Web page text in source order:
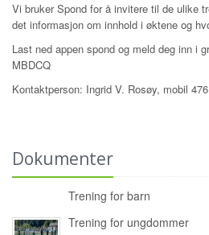
Vi bruker Spond for å invitere til de ulike
det informasjon om innhold i øktene og
Last ned appen spond og meld deg inn i
MBDCQ
Kontaktperson: Ingrid V. Rosøy, mobil
Dokumenter
Trening for barn
Trening for ungdommer